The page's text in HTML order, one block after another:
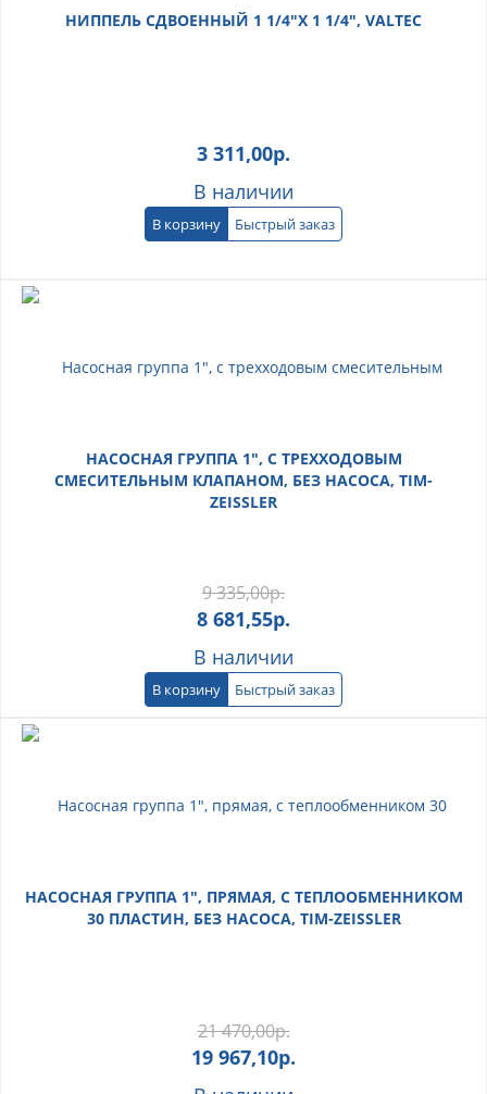
НИППЕЛЬ СДВОЕННЫЙ 1 1/4"Х 1 1/4", VALTEC
3 311,00р.
В наличии
В корзину Быстрый заказ
НАСОСНАЯ ГРУППА 1", С ТРЕХХОДОВЫМ
СМЕСИТЕЛЬНЫМ КЛАПАНОМ, БЕЗ НАСОСА, TIM-
ZEISSLER
9 335,00р.
8 681,55р.
В наличии
В корзину Быстрый заказ
НАСОСНАЯ ГРУППА 1", ПРЯМАЯ, С ТЕПЛООБМЕННИКОМ
30 ПЛАСТИН, БЕЗ НАСОСА, TIM-ZEISSLER
21 470,00р.
19 967,10р.